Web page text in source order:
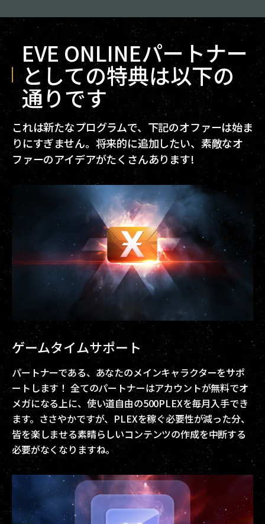
EVE ONLINEパートナー
としての特典は以下の
通りです
これは新たなプログラムで、下記のオファーは始ま
りにすぎません。将来的に追加したい、素敵なオ
ファーのアイデアがたくさんあります!
ゲームタイムサポート
パートナーである、あなたのメインキャラクターをサポ
ートします！ 全てのパートナーはアカウントが無料でオ
メガになる上に、使い道自由の500PLEXを毎月入手でき
ます。ささやかですが、PLEXを稼ぐ必要性が減った分、
皆を楽しませる素晴らしいコンテンツの作成を中断する
必要がなくなりますね。